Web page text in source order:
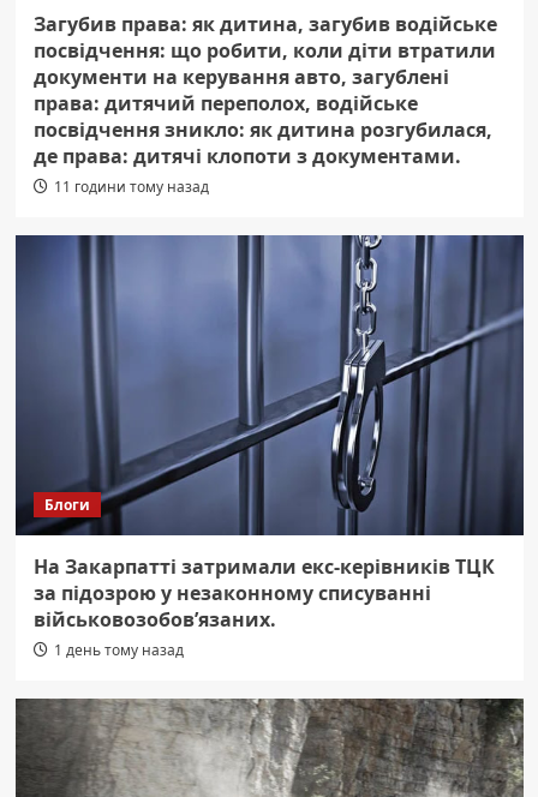
Загубив права: як дитина, загубив водійське
посвідчення: що робити, коли діти втратили
документи на керування авто, загублені
права: дитячий переполох, водійське
посвідчення зникло: як дитина розгубилася,
де права: дитячі клопоти з документами.
11 години тому назад
Блоги
На Закарпатті затримали екс-керівників ТЦК
за підозрою у незаконному списуванні
військовозобов’язаних.
1 день тому назад